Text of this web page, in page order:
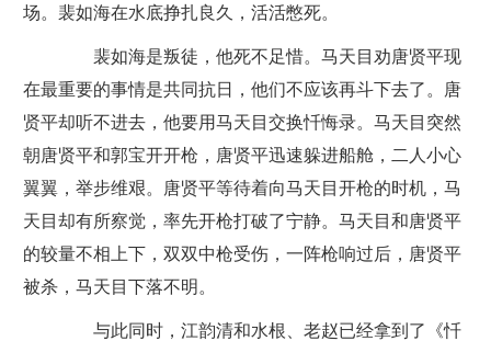
场。裴如海在水底挣扎良久，活活憋死。
裴如海是叛徒，他死不足惜。马天目劝唐贤平现
在最重要的事情是共同抗日，他们不应该再斗下去了。唐
贤平却听不进去，他要用马天目交换忏悔录。马天目突然
朝唐贤平和郭宝开开枪，唐贤平迅速躲进船舱，二人小心
翼翼，举步维艰。唐贤平等待着向马天目开枪的时机，马
天目却有所察觉，率先开枪打破了宁静。马天目和唐贤平
的较量不相上下，双双中枪受伤，一阵枪响过后，唐贤平
被杀，马天目下落不明。
与此同时，江韵清和水根、老赵已经拿到了《忏